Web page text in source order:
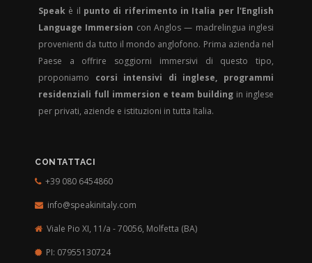
Speak è il punto di riferimento in Italia per l'English
Language Immersion con Anglos — madrelingua inglesi
provenienti da tutto il mondo anglofono. Prima azienda nel
Paese a offrire soggiorni immersivi di questo tipo,
proponiamo corsi intensivi di inglese, programmi
residenziali full immersion e team building in inglese
per privati, aziende e istituzioni in tutta Italia.
CONTATTACI
+39 080 6454860
info@speakinitaly.com
Viale Pio XI, 11/a - 70056, Molfetta (BA)
PI: 07955130724